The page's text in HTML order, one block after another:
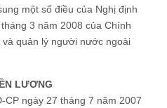
một số điều của Nghị định
3 năm 2008 của Chính
quản lý người nước ngoài
LƯƠNG
ngày 27 tháng 7 năm 2007